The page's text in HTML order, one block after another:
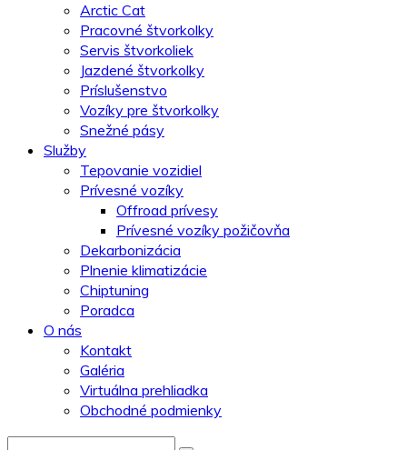
Arctic Cat
Pracovné štvorkolky
Servis štvorkoliek
Jazdené štvorkolky
Príslušenstvo
Vozíky pre štvorkolky
Snežné pásy
Služby
Tepovanie vozidiel
Prívesné vozíky
Offroad prívesy
Prívesné vozíky požičovňa
Dekarbonizácia
Plnenie klimatizácie
Chiptuning
Poradca
O nás
Kontakt
Galéria
Virtuálna prehliadka
Obchodné podmienky